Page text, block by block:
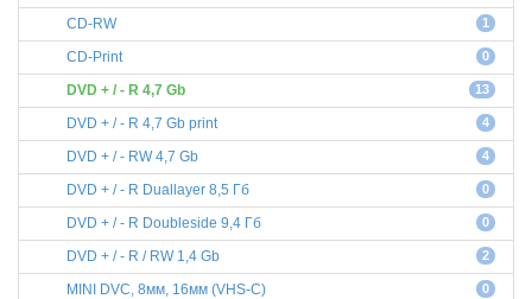
CD-RW 1
CD-Print 0
DVD + / - R 4,7 Gb 13
DVD + / - R 4,7 Gb print 4
DVD + / - RW 4,7 Gb 4
DVD + / - R Duallayer 8,5 Гб 0
DVD + / - R Doubleside 9,4 Гб 0
DVD + / - R / RW 1,4 Gb 2
MINI DVC, 8мм, 16мм (VHS-C) 0